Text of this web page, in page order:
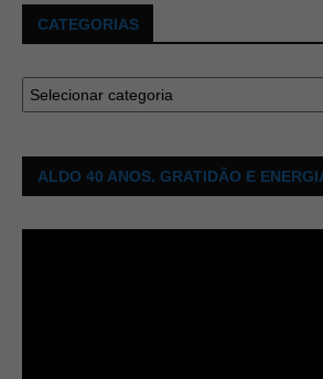
CATEGORIAS
ALDO 40 ANOS. GRATIDÃO E